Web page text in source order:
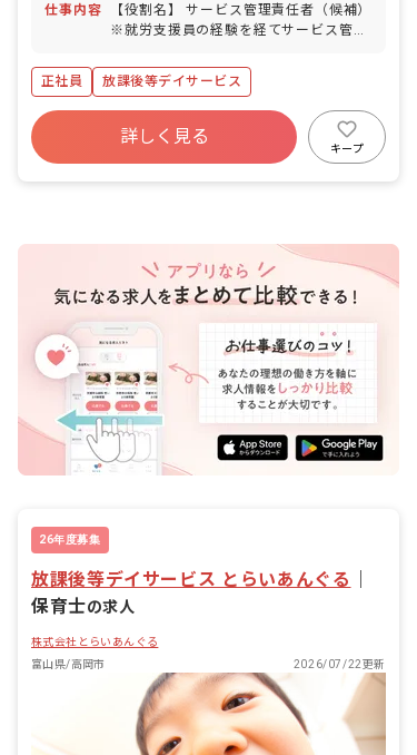
仕事内容
【役割名】 サービス管理責任者（候補）
※就労支援員の経験を経てサービス管理
しております。 【業務】 就労支援事業
のサービス管理責任者業務 ・障がい福祉
サービス全般の管理 ・障がいのある方の
就職についての相談および面談 ・就労に
必要な知識や能力向上のためのプログラ
正社員 放課後等デイサービス
詳しく見る
キープ
26年度募集
放課後等デイサービス とらいあんぐる
保育士の求人
株式会社とらいあんぐる
富山県/高岡市
2026/07/22更新